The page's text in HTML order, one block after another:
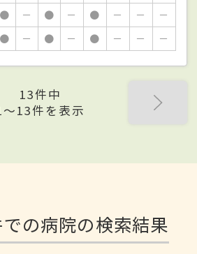
● － ● － ● － －
－
● － ● － ● － － －
13件中
〜13件を表示
の病院の検索結果